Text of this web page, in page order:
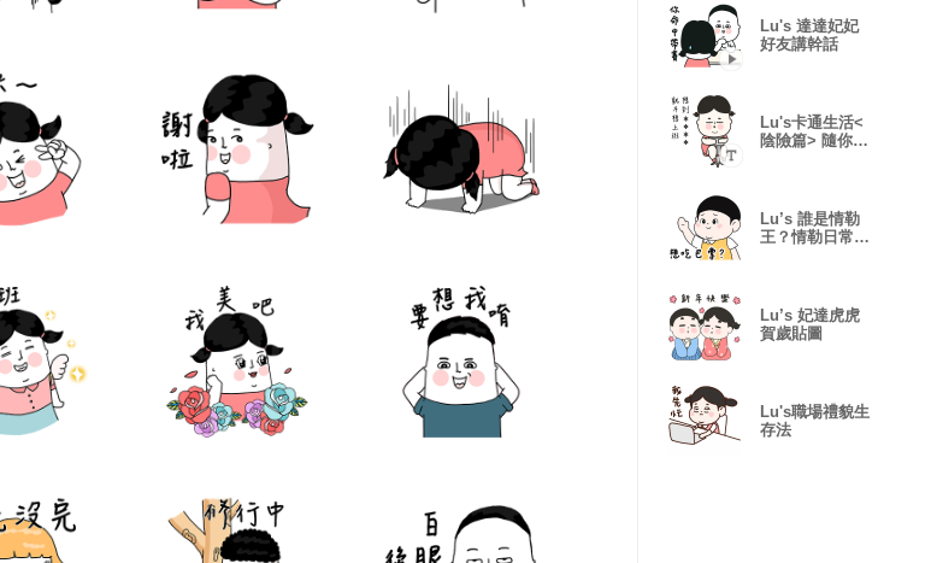
Lu's 達達妃妃
好友講幹話
Lu's卡通生活<
陰險篇> 隨你填
Lu’s 誰是情勒
王？情勒日常貼
Lu’s 妃達虎虎
賀歲貼圖
Lu's職場禮貌生
存法